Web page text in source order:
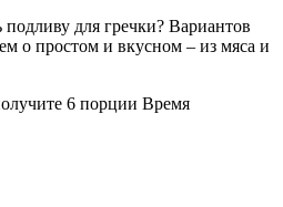
для гречки? Вариантов
о простом и вкусном – из мяса и
6 порции Время